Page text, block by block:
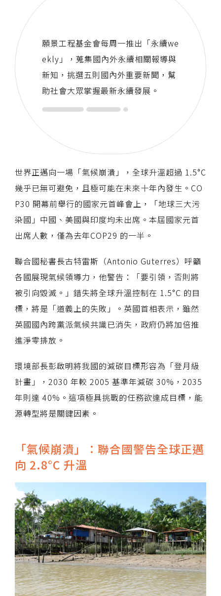
願景工程基金會每周一推出「永續we
ekly」，蒐集國內外永續相關報導與
新知，挑選五則國內外重要新聞，幫
助社會大眾掌握最新永續發展。
世界正邁向一場「氣候崩潰」，全球升溫超過 1.5°C
幾乎已無可避免，且極可能在未來十年內發生。CO
P30 開幕前舉行的國家元首峰會上，「地球三大污
染國」中國、美國與印度均未出席。本屆國家元首
出席人數，僅為去年COP29 的一半。
聯合國秘書長古特雷斯（Antonio Guterres）呼籲
各國展現氣候領導力，他警告：「要引領，否則將
被引向毀滅。」錯失將全球升溫控制在 1.5°C 的目
標，將是「道義上的失敗」。英國首相表示，雖然
英國國內跨黨派氣候共識已消失，政府仍將加倍推
進淨零排放。
環境部長彭啟明將我國的減碳目標形容為「登月級
計畫」，2030 年較 2005 基準年減碳 30%，2035
年則達 40%。這項極具挑戰的任務欲達成目標，能
源轉型將是關鍵因素。
「氣候崩潰」：聯合國警告全球正邁
向 2.8°C 升溫